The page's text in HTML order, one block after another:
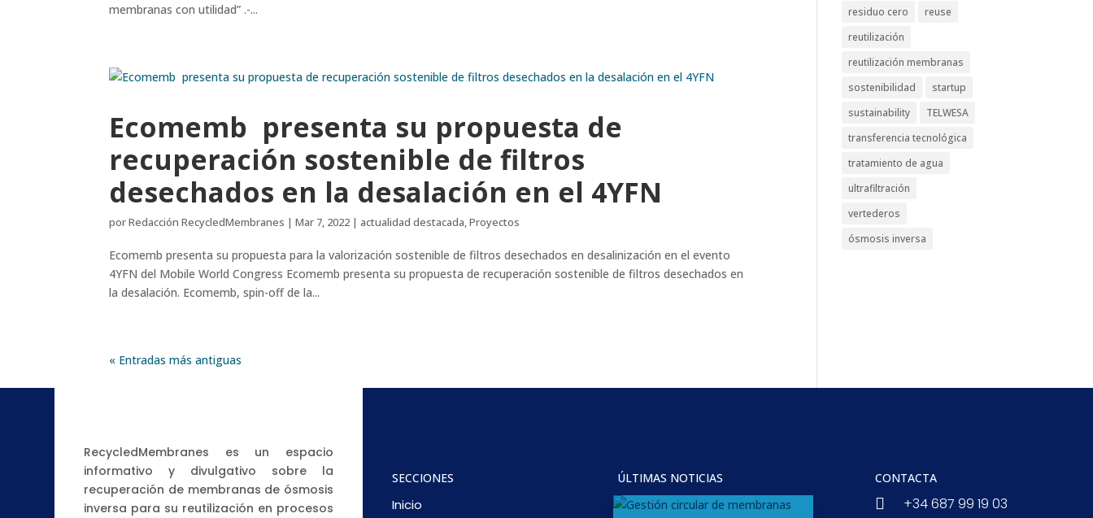
membranas con utilidad” .-...
Ecomemb presenta su propuesta de
recuperación sostenible de filtros
desechados en la desalación en el 4YFN
porRedacción RecycledMembranes |Mar 7, 2022 | actualidad destacada,Proyectos
Ecomemb presenta su propuesta para la valorización sostenible de filtros desechados en desalinización en el evento
4YFN del Mobile World Congress Ecomemb presenta su propuesta de recuperación sostenible de filtros desechados en
la desalación. Ecomemb, spin-off de la...
« Entradas más antiguas
residuo cero
reuse
reutilización
reutilización membranas
sostenibilidad
startup
sustainability
TELWESA
transferencia tecnológica
tratamiento de agua
ultrafiltración
vertederos
ósmosis inversa
RecycledMembranes es un espacio
informativo y divulgativo sobre la
recuperación de membranas de ósmosis
inversa para su reutilización en procesos
SECCIONES
Inicio
ÚLTIMAS NOTICIAS CONTACTA
 +34 687 99 19 03